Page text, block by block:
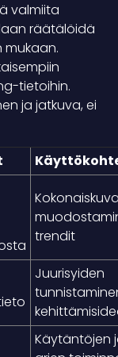
valmiita
räätälöidä
tietoihin.
ja jatkuva, ei
trendit
Juurisyiden
Käytäntöjen